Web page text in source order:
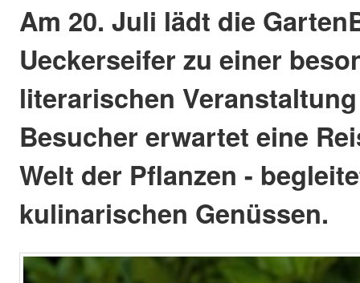
Am 20. Juli lädt die
Ueckerseifer zu einer
literarischen
Besucher erwartet eine
Welt der Pflanzen -
kulinarischen Genüssen.